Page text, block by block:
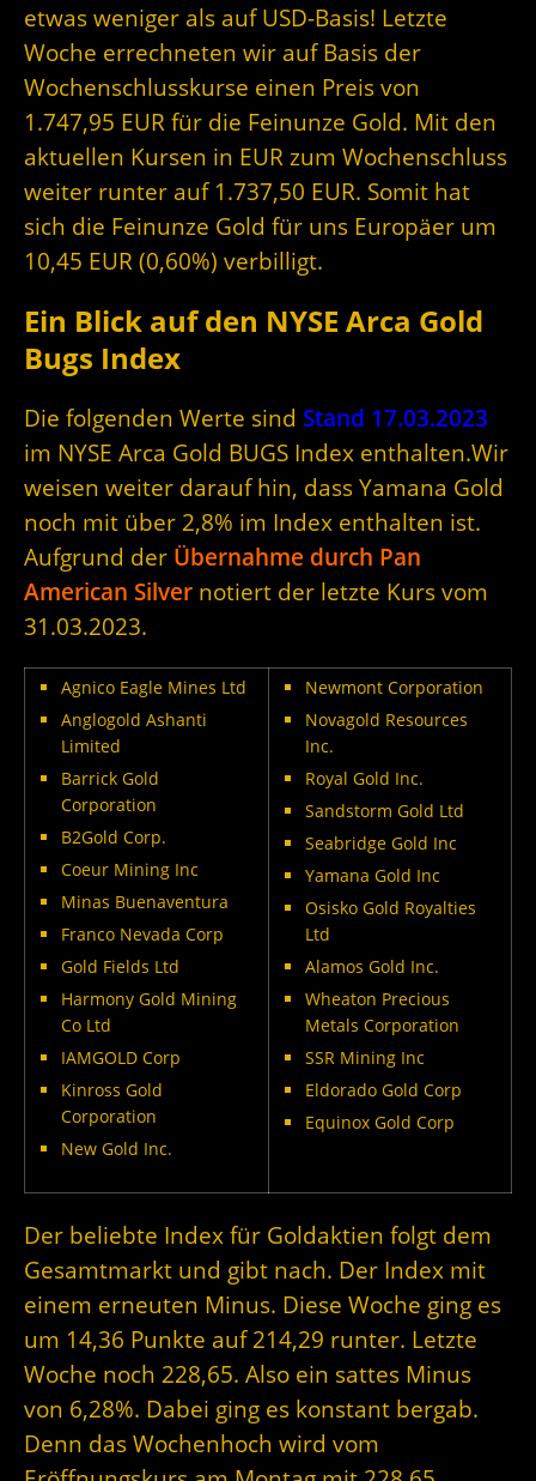
etwas weniger als auf USD-Basis! Letzte
Woche errechneten wir auf Basis der
Wochenschlusskurse einen Preis von
1.747,95 EUR für die Feinunze Gold. Mit den
aktuellen Kursen in EUR zum Wochenschluss
weiter runter auf 1.737,50 EUR. Somit hat
sich die Feinunze Gold für uns Europäer um
10,45 EUR (0,60%) verbilligt.
Ein Blick auf den NYSE Arca Gold
Bugs Index
Die folgenden Werte sind Stand 17.03.2023
im NYSE Arca Gold BUGS Index enthalten.Wir
weisen weiter darauf hin, dass Yamana Gold
noch mit über 2,8% im Index enthalten ist.
Aufgrund der Übernahme durch Pan
American Silver notiert der letzte Kurs vom
31.03.2023.
Agnico Eagle Mines Ltd
Anglogold Ashanti
Limited
Barrick Gold
Corporation
B2Gold Corp.
Coeur Mining Inc
Minas Buenaventura
Franco Nevada Corp
Gold Fields Ltd
Harmony Gold Mining
Co Ltd
IAMGOLD Corp
Kinross Gold
Corporation
New Gold Inc.
Newmont Corporation
Novagold Resources
Inc.
Royal Gold Inc.
Sandstorm Gold Ltd
Seabridge Gold Inc
Yamana Gold Inc
Osisko Gold Royalties
Ltd
Alamos Gold Inc.
Wheaton Precious
Metals Corporation
SSR Mining Inc
Eldorado Gold Corp
Equinox Gold Corp
Der beliebte Index für Goldaktien folgt dem
Gesamtmarkt und gibt nach. Der Index mit
einem erneuten Minus. Diese Woche ging es
um 14,36 Punkte auf 214,29 runter. Letzte
Woche noch 228,65. Also ein sattes Minus
von 6,28%. Dabei ging es konstant bergab.
Denn das Wochenhoch wird vom